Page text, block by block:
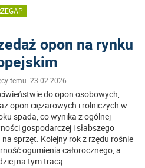
opon na rynku
temu 23.02.2026
do opon osobowych,
opon ciężarowych i rolniczych w
spada, co wynika z ogólnej
gospodarczej i słabszego
sprzęt. Kolejny rok z rzędu rośnie
ogumienia całorocznego, a
na tym tracą...